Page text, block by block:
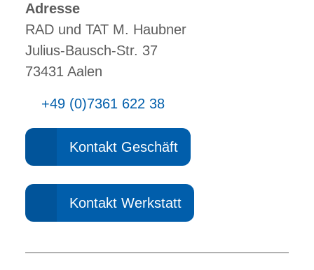
Adresse
RAD und TAT M. Haubner
Julius-Bausch-Str. 37
73431 Aalen
+49 (0)7361 622 38
Kontakt Geschäft
Kontakt Werkstatt